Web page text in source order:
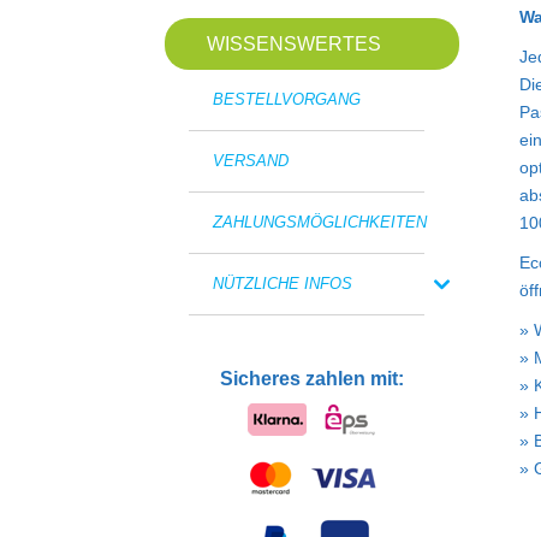
WISSENSWERTES
BESTELLVORGANG
VERSAND
ZAHLUNGSMÖGLICHKEITEN
NÜTZLICHE INFOS
Sicheres zahlen mit:
»
»
»
»
»
»